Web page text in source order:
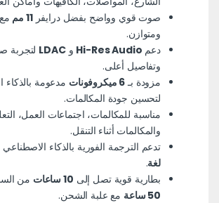
صوت قوي وواضح بفضل درايفر11 مم
ومتوازن.
دعم Hi-Res Audio وLDAC لتجربة
وتفاصيل أعلى.
مزودة بـ6 ميكروفونات
مدعومة بالذكاء
لتحسين جودة المكالمات.
مناسبة للمكالمات، اجتماعات العمل،
والمكالمات أثناء التنقل.
تدعم الترجمة الفورية بالذكاء
لغة.
بطارية قوية تصل إلى 10 ساعات
من
50 ساعة
مع علبة الشحن.